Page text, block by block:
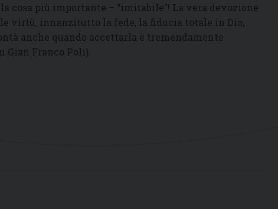
cosa più importante – “imitabile”! La vera devozione
virtù, innanzitutto la fede, la fiducia totale in Dio,
anche quando accettarla è tremendamente
Franco Poli).